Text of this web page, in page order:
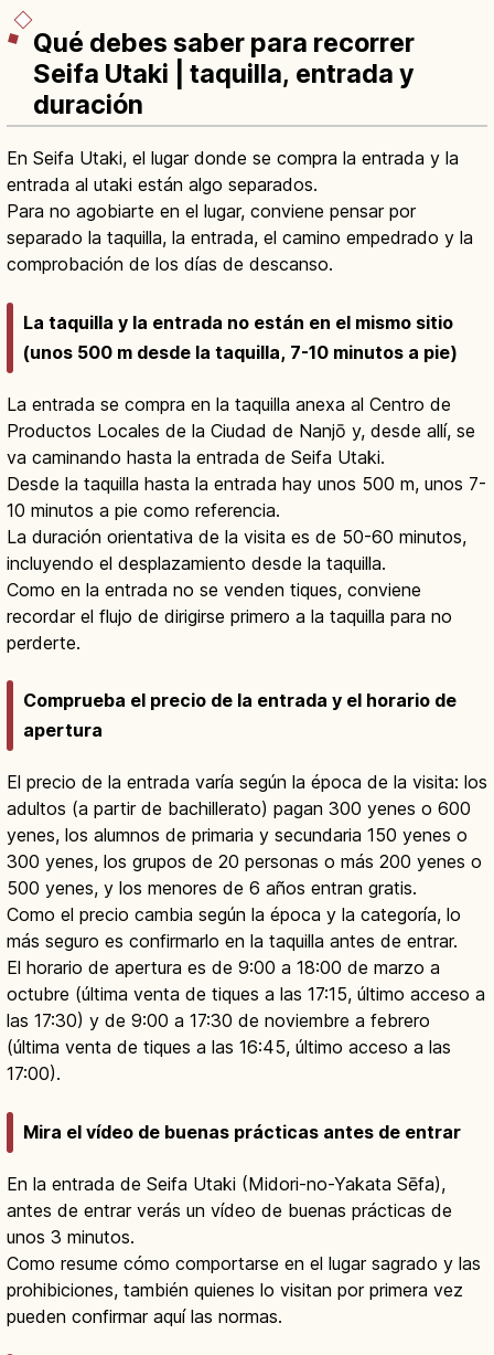
Qué debes saber para recorrer
Seifa Utaki | taquilla, entrada y
duración
En Seifa Utaki, el lugar donde se compra la entrada y la
entrada al utaki están algo separados.
Para no agobiarte en el lugar, conviene pensar por
separado la taquilla, la entrada, el camino empedrado y la
comprobación de los días de descanso.
La taquilla y la entrada no están en el mismo sitio
(unos 500 m desde la taquilla, 7-10 minutos a pie)
La entrada se compra en la taquilla anexa al Centro de
Productos Locales de la Ciudad de Nanjō y, desde allí, se
va caminando hasta la entrada de Seifa Utaki.
Desde la taquilla hasta la entrada hay unos 500 m, unos 7-
10 minutos a pie como referencia.
La duración orientativa de la visita es de 50-60 minutos,
incluyendo el desplazamiento desde la taquilla.
Como en la entrada no se venden tiques, conviene
recordar el flujo de dirigirse primero a la taquilla para no
perderte.
Comprueba el precio de la entrada y el horario de
apertura
El precio de la entrada varía según la época de la visita: los
adultos (a partir de bachillerato) pagan 300 yenes o 600
yenes, los alumnos de primaria y secundaria 150 yenes o
300 yenes, los grupos de 20 personas o más 200 yenes o
500 yenes, y los menores de 6 años entran gratis.
Como el precio cambia según la época y la categoría, lo
más seguro es confirmarlo en la taquilla antes de entrar.
El horario de apertura es de 9:00 a 18:00 de marzo a
octubre (última venta de tiques a las 17:15, último acceso a
las 17:30) y de 9:00 a 17:30 de noviembre a febrero
(última venta de tiques a las 16:45, último acceso a las
17:00).
Mira el vídeo de buenas prácticas antes de entrar
En la entrada de Seifa Utaki (Midori-no-Yakata Sēfa),
antes de entrar verás un vídeo de buenas prácticas de
unos 3 minutos.
Como resume cómo comportarse en el lugar sagrado y las
prohibiciones, también quienes lo visitan por primera vez
pueden confirmar aquí las normas.